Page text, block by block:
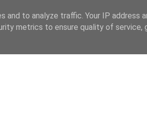
to analyze traffic. Your IP address
metrics to ensure quality of service,